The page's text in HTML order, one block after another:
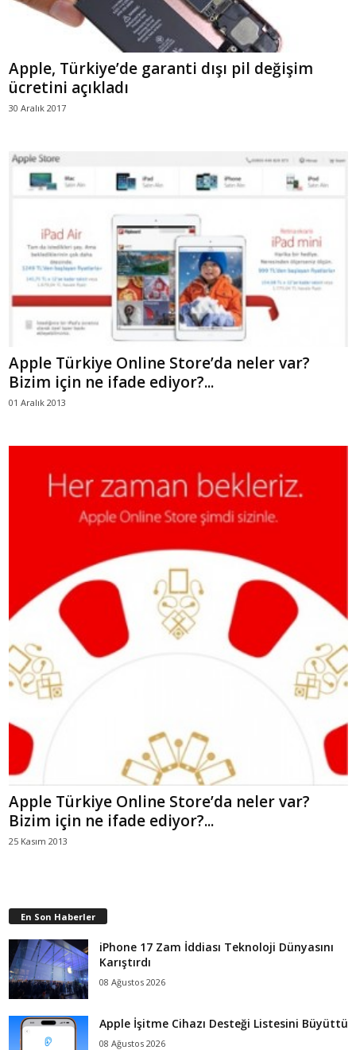
Apple, Türkiye’de garanti dışı pil değişim
ücretini açıkladı
30 Aralık 2017
Apple Türkiye Online Store’da neler var?
Bizim için ne ifade ediyor?...
01 Aralık 2013
Apple Türkiye Online Store’da neler var?
Bizim için ne ifade ediyor?...
25 Kasım 2013
En Son Haberler
iPhone 17 Zam İddiası Teknoloji Dünyasını
Karıştırdı
08 Ağustos 2026
Apple İşitme Cihazı Desteği Listesini Büyüttü
08 Ağustos 2026